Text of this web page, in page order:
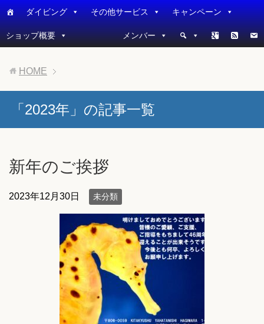
ダイビング その他サービス キャンペーン
ショップ概要 メンバー
HOME
「2023年」の記事一覧
新年のご挨拶
2023年12月30日 未分類